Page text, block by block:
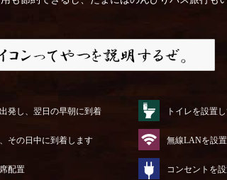
発し、翌日の早朝に到着
その日中に到着します
配置
トイレを設置
無線LANを設
コンセントを